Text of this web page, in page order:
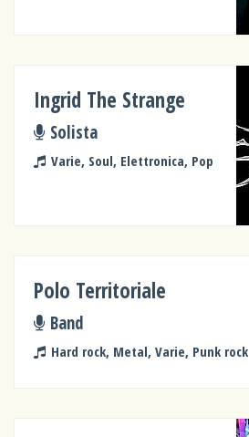
Ingrid The Strange
Solista
Varie, Soul, Elettronica, Pop
Polo Territoriale
Band
Hard rock, Metal, Varie, Punk rock